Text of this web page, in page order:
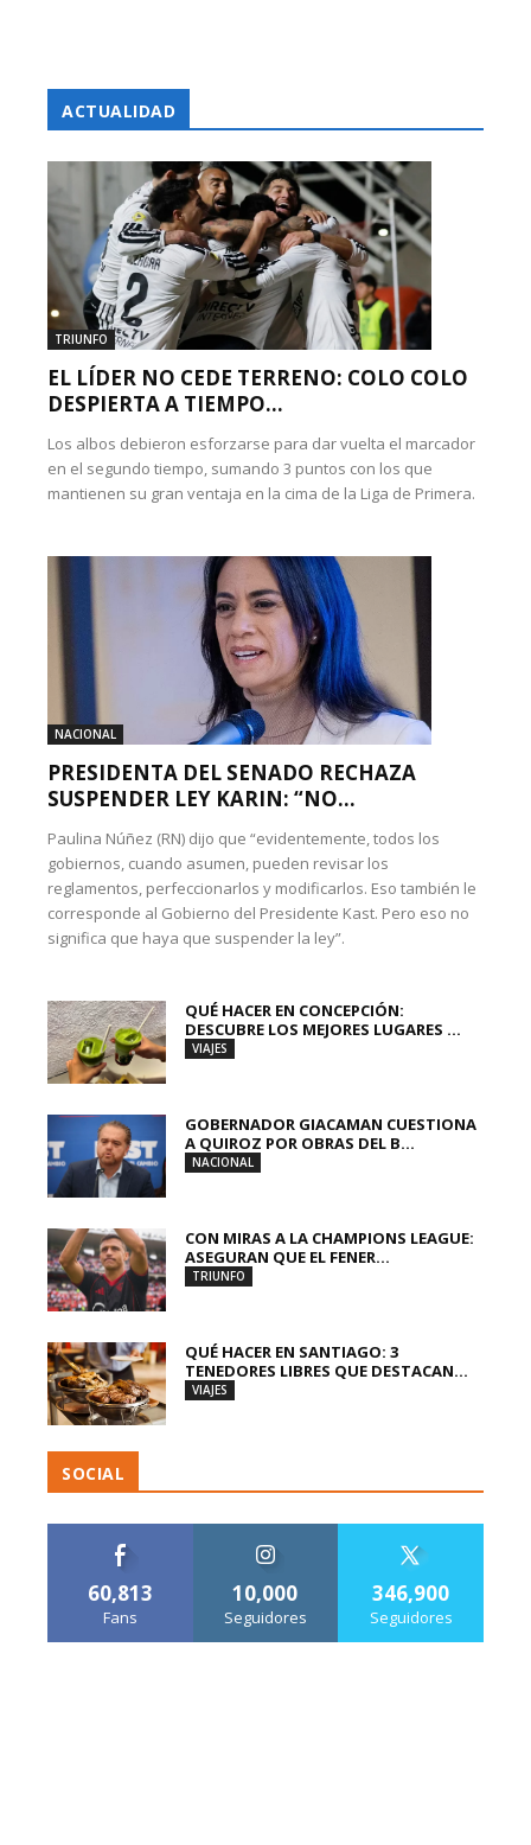
ACTUALIDAD
TRIUNFO
EL LÍDER NO CEDE TERRENO: COLO COLO
DESPIERTA A TIEMPO...
Los albos debieron esforzarse para dar vuelta el marcador
en el segundo tiempo, sumando 3 puntos con los que
mantienen su gran ventaja en la cima de la Liga de Primera.
NACIONAL
PRESIDENTA DEL SENADO RECHAZA
SUSPENDER LEY KARIN: “NO...
Paulina Núñez (RN) dijo que “evidentemente, todos los
gobiernos, cuando asumen, pueden revisar los
reglamentos, perfeccionarlos y modificarlos. Eso también le
corresponde al Gobierno del Presidente Kast. Pero eso no
significa que haya que suspender la ley”.
QUÉ HACER EN CONCEPCIÓN:
DESCUBRE LOS MEJORES LUGARES ...
VIAJES
GOBERNADOR GIACAMAN CUESTIONA
A QUIROZ POR OBRAS DEL B...
NACIONAL
CON MIRAS A LA CHAMPIONS LEAGUE:
ASEGURAN QUE EL FENER...
TRIUNFO
QUÉ HACER EN SANTIAGO: 3
TENEDORES LIBRES QUE DESTACAN...
VIAJES
SOCIAL
60,813
Fans
10,000
Seguidores
346,900
Seguidores